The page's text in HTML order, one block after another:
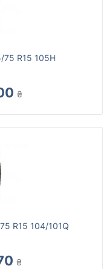
75 R15 105H
₴
R15 104/101Q
₴